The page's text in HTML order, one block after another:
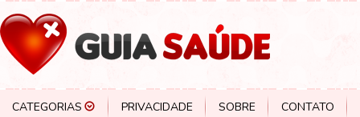
CATEGORIAS PRIVACIDADE SOBRE CONTATO